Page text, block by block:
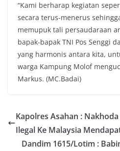
“Kami berharap kegiatan
secara terus-menerus
memupuk tali persaudaraan
bapak-bapak TNI Pos Senggi
yang harmonis antara kita,
warga Kampung Molof
Markus. (MC.Badai)
Kapolres Asahan :
Ilegal Ke Malaysia
Dandim 1615/Lotim :